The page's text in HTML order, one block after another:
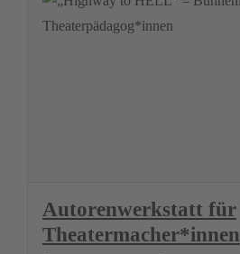
Autorenwerkstatt für
Theatermacher*innen